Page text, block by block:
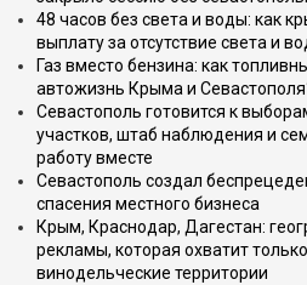
48 часов без света и воды: как
выплату за отсутствие света и
Газ вместо бензина: как
автожизнь Крыма и
Севастополь готовится к
участков, штаб наблюдения и
работу вместе
Севастополь создал
спасения местного бизнеса
Крым, Краснодар, Дагестан:
рекламы, которая охватит
винодельческие территории